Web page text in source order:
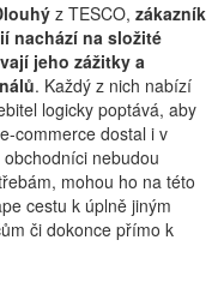
z TESCO, zákazník
nachází na složité
jeho zážitky a
. Každý z nich nabízí
logicky poptává, aby
commerce dostal i v
nebudou
mohou ho na této
cestu k úplně jiným
či dokonce přímo k